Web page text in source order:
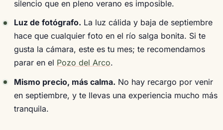
silencio que en pleno verano es imposible.
Luz de fotógrafo. La luz cálida y baja de septiembre
hace que cualquier foto en el río salga bonita. Si te
gusta la cámara, este es tu mes; te recomendamos
parar en el Pozo del Arco.
Mismo precio, más calma. No hay recargo por venir
en septiembre, y te llevas una experiencia mucho más
tranquila.